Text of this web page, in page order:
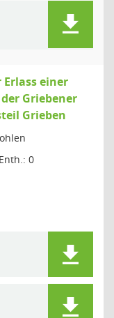
einer
Griebener
Grieben
0